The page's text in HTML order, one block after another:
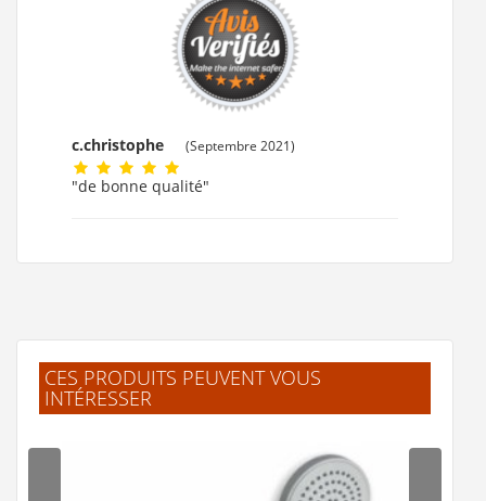
c.christophe (Septembre 2021)
"de bonne qualité"
CES PRODUITS PEUVENT VOUS
INTÉRESSER